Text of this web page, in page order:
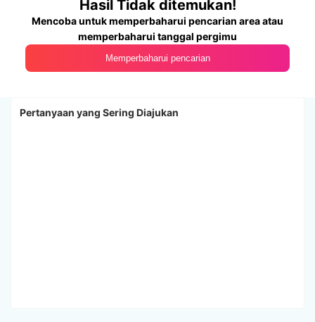
Hasil Tidak ditemukan!
Mencoba untuk memperbaharui pencarian area atau
memperbaharui tanggal pergimu
Memperbaharui pencarian
Pertanyaan yang Sering Diajukan